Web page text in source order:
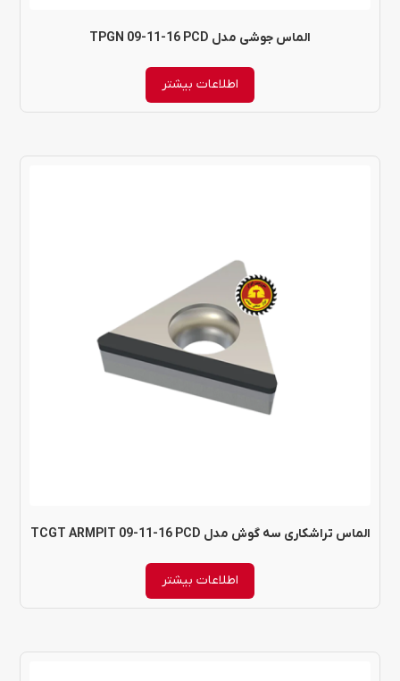
الماس جوشی مدل TPGN 09-11-16 PCD
اطلاعات بیشتر
الماس تراشکاری سه گوش مدل TCGT ARMPIT 09-11-16 PCD
اطلاعات بیشتر